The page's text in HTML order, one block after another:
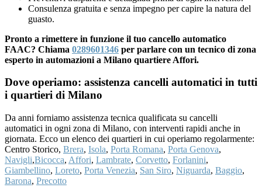
Consulenza gratuita e senza impegno per capire la natura del
guasto.
Pronto a rimettere in funzione il tuo cancello automatico
FAAC? Chiama 0289601346 per parlare con un tecnico di zona
esperto in automazioni a Milano quartiere Affori.
Dove operiamo: assistenza cancelli automatici in tutti
i quartieri di Milano
Da anni forniamo assistenza tecnica qualificata su cancelli
automatici in ogni zona di Milano, con interventi rapidi anche in
giornata. Ecco un elenco dei quartieri in cui operiamo regolarmente:
Centro Storico, Brera, Isola, Porta Romana, Porta Genova,
Navigli,Bicocca, Affori, Lambrate, Corvetto, Forlanini,
Giambellino, Loreto, Porta Venezia, San Siro, Niguarda, Baggio,
Barona, Precotto